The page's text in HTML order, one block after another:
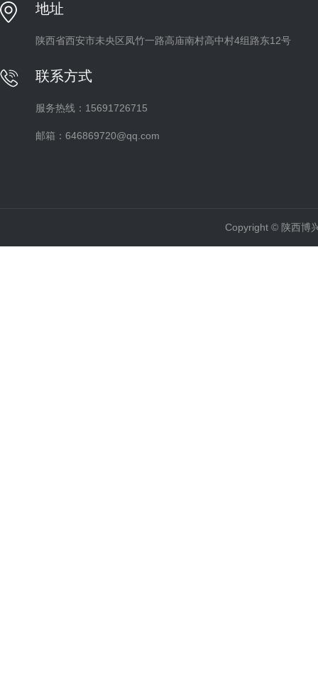
地址
陕西省西安市未央区凤竹一路高庙南村高中村4组路东12号
联系方式
服务热线：15691726715
邮箱：646869720@qq.com
Copyright © 陕西博